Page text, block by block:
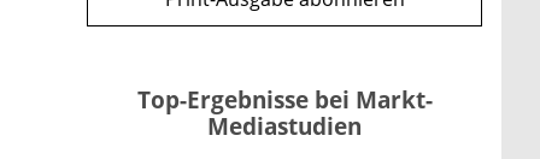
Top-Ergebnisse bei Markt-
Mediastudien